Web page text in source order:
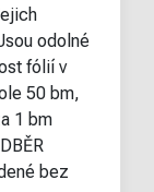
odolné
fólií v
50 bm,
1 bm
bez